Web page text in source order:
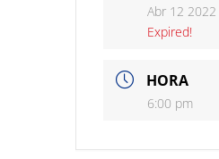
Abr 12 2022
Expired!
HORA
6:00 pm